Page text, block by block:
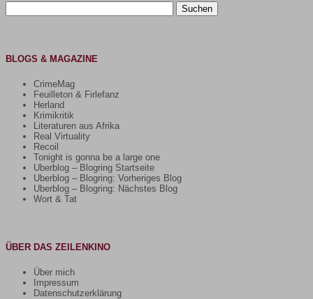
nach:
BLOGS & MAGAZINE
CrimeMag
Feuilleton & Firlefanz
Herland
Krimikritik
Literaturen aus Afrika
Real Virtuality
Recoil
Tonight is gonna be a large one
Uberblog – Blogring Startseite
Uberblog – Blogring: Vorheriges Blog
Uberblog – Blogring: Nächstes Blog
Wort & Tat
ÜBER DAS ZEILENKINO
Über mich
Impressum
Datenschutzerklärung